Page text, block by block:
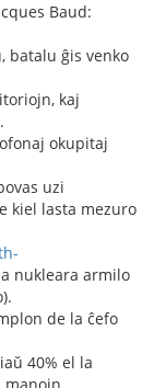
Baud:
batalu ĝis venko
kaj
okupitaj
uzi
kiel lasta mezuro
nukleara armilo
de la ĉefo
40% el la